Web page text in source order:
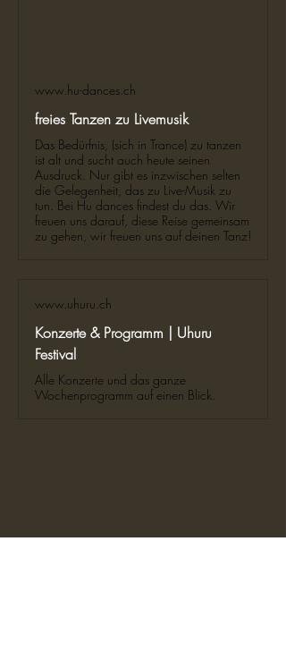
www.hu-dances.ch
freies Tanzen zu Livemusik
Das Bedürfnis, (sich in Trance) zu tanzen
ist alt und sucht auch heute seinen
Ausdruck. Nur gibt es inzwischen selten
die Gelegenheit, das zu Live-Musik zu
tun. Bei Hu dances findest du das. Wir
freuen uns darauf, diese Reise gemeinsam
zu gehen, wir freuen uns auf deinen Tanz!
www.uhuru.ch
Konzerte & Programm | Uhuru
Festival
Alle Konzerte und das ganze
Wochenprogramm auf einen Blick.